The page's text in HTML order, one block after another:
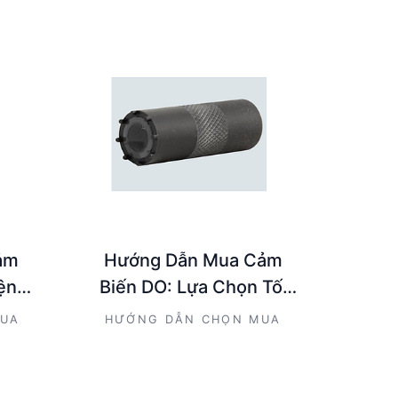
Hướng Dẫn Mua Cảm
Biến DO: Lựa Chọn Tối
Ưu Cho Kỹ Sư và Nhà
HƯỚNG DẪN CHỌN MUA